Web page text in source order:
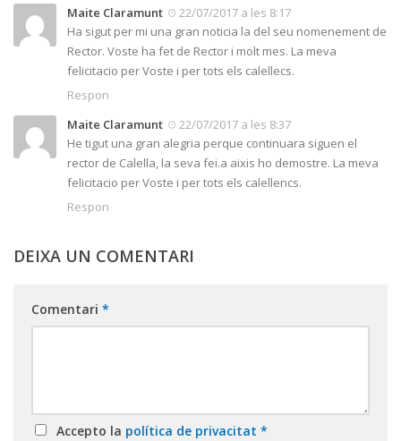
Maite Claramunt
22/07/2017 a les 8:17
Ha sigut per mi una gran noticia la del seu nomenement de
Rector. Voste ha fet de Rector i molt mes. La meva
felicitacio per Voste i per tots els calellecs.
Respon
Maite Claramunt
22/07/2017 a les 8:37
He tigut una gran alegria perque continuara siguen el
rector de Calella, la seva fei.a aixis ho demostre. La meva
felicitacio per Voste i per tots els calellencs.
Respon
DEIXA UN COMENTARI
Comentari *
Accepto la política de privacitat *